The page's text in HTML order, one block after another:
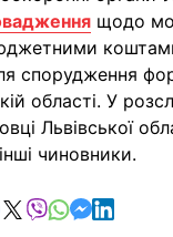
щодо
спорудження
області. У
Львівської
чиновники.
у Telegram
поділитись у
поділитись у X
відправити у
відправити